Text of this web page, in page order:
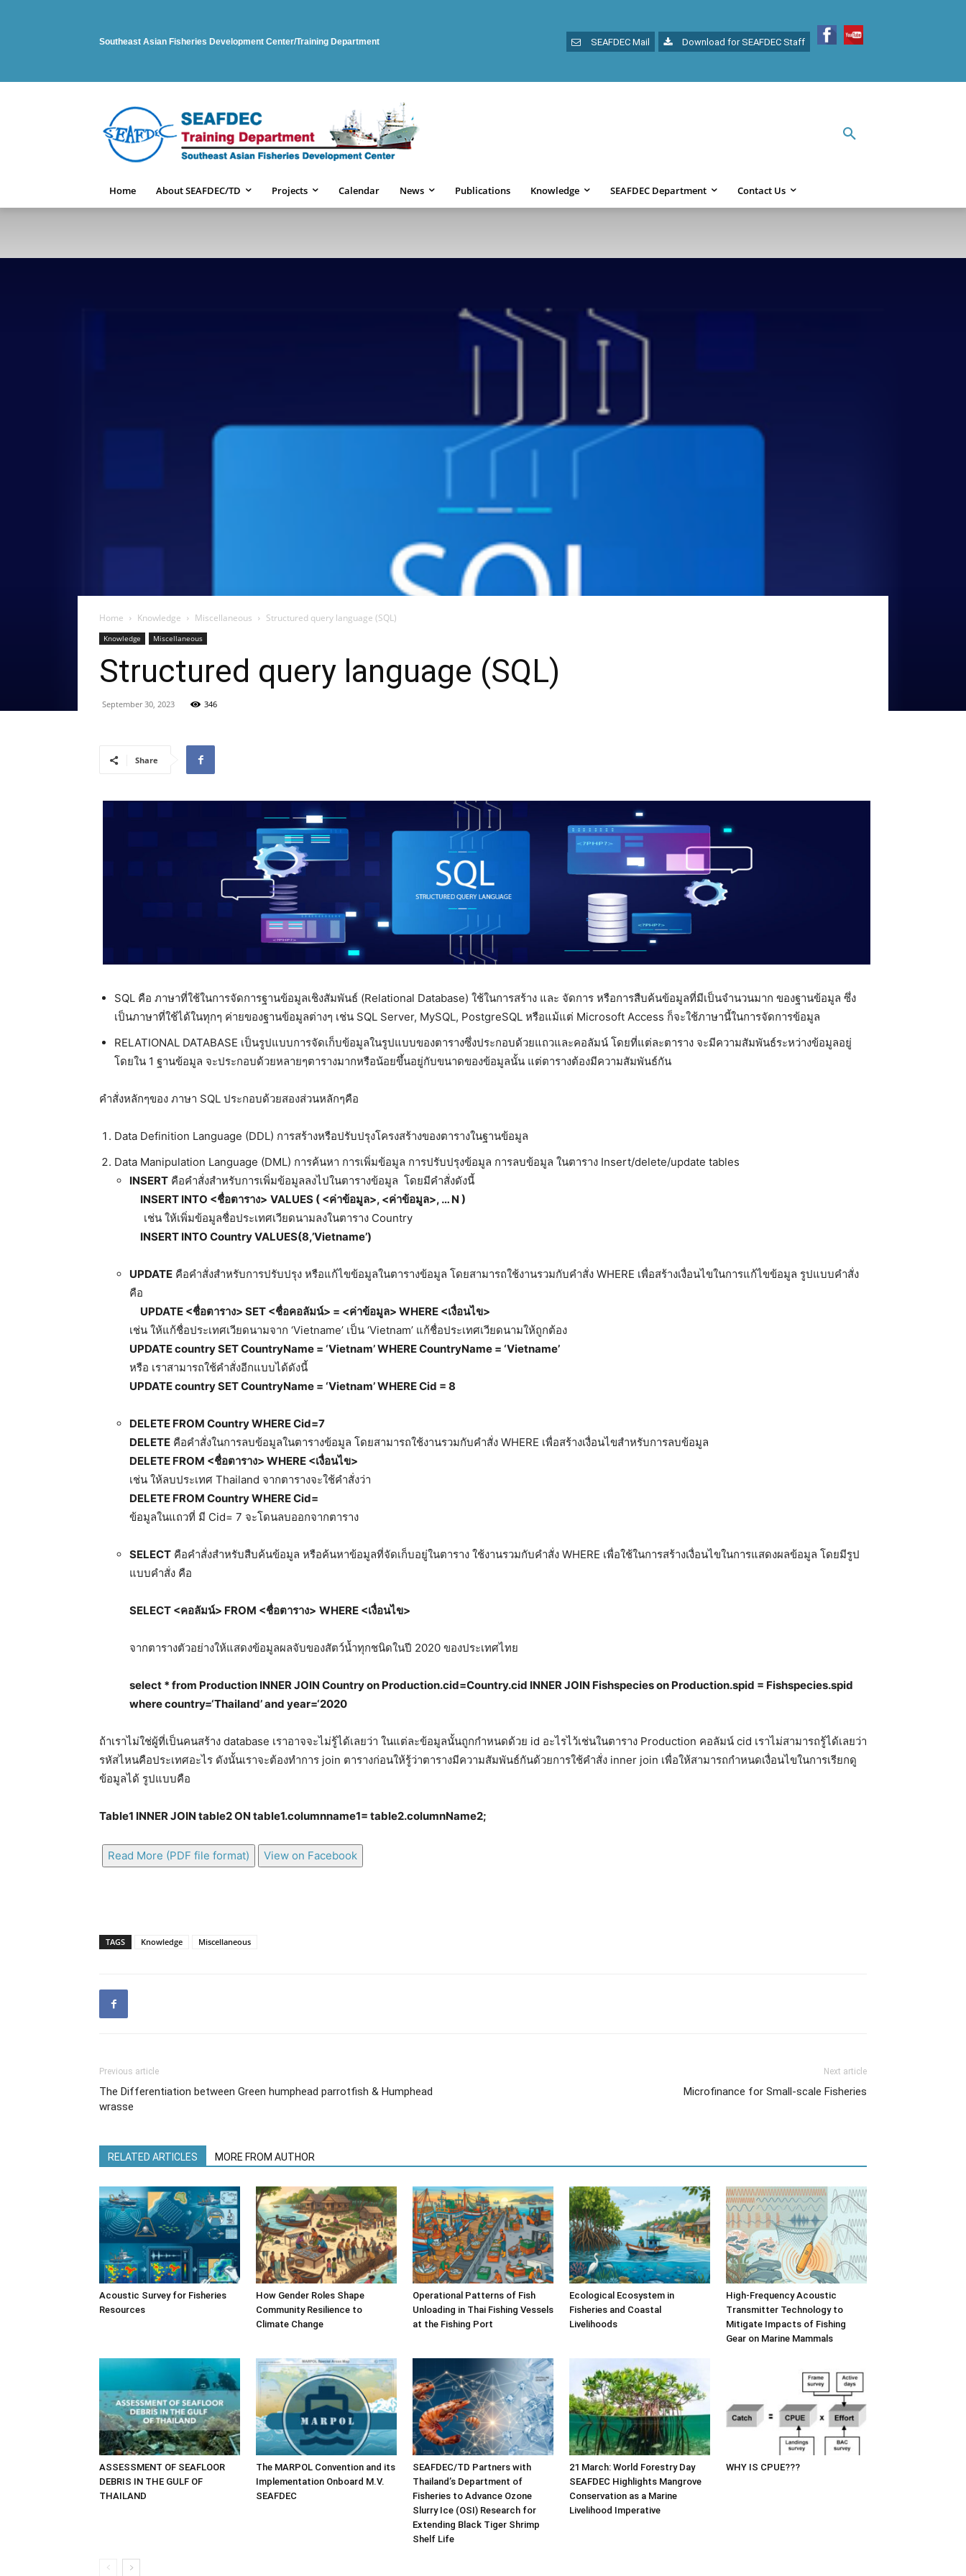
Southeast Asian Fisheries Development Center/Training Department SEAFDEC Mail Download for SEAFDEC Staff
Home About SEAFDEC/TD Projects Calendar News Publications Knowledge SEAFDEC Department Contact Us
Home Knowledge Miscellaneous Structured query language (SQL)
Knowledge Miscellaneous
Structured query language (SQL)
September 30, 2023 346
Share
SQL คือ ภาษาที่ใช้ในการจัดการฐานข้อมูลเชิงสัมพันธ์ (Relational Database) ใช้ในการสร้าง และ จัดการ หรือการสืบค้นข้อมูลที่มีเป็นจำนวนมาก ของฐานข้อมูล ซึ่ง
เป็นภาษาที่ใช้ได้ในทุกๆ ค่ายของฐานข้อมูลต่างๆ เช่น SQL Server, MySQL, PostgreSQL หรือแม้แต่ Microsoft Access ก็จะใช้ภาษานี้ในการจัดการข้อมูล
RELATIONAL DATABASE เป็นรูปแบบการจัดเก็บข้อมูลในรูปแบบของตารางซึ่งประกอบด้วยแถวและคอลัมน์ โดยที่แต่ละตาราง จะมีความสัมพันธ์ระหว่างข้อมูลอยู่
โดยใน 1 ฐานข้อมูล จะประกอบด้วยหลายๆตารางมากหรือน้อยขึ้นอยู่กับขนาดของข้อมูลนั้น แต่ตารางต้องมีความสัมพันธ์กัน
คำสั่งหลักๆของ ภาษา SQL ประกอบด้วยสองส่วนหลักๆคือ
Data Definition Language (DDL) การสร้างหรือปรับปรุงโครงสร้างของตารางในฐานข้อมูล
Data Manipulation Language (DML) การค้นหา การเพิ่มข้อมูล การปรับปรุงข้อมูล การลบข้อมูล ในตาราง Insert/delete/update tables
INSERT คือคำสั่งสำหรับการเพิ่มข้อมูลลงไปในตารางข้อมูล โดยมีคำสั่งดังนี้
INSERT INTO <ชื่อตาราง> VALUES ( <ค่าข้อมูล>, <ค่าข้อมูล>, … N )
เช่น ให้เพิ่มข้อมูลชื่อประเทศเวียดนามลงในตาราง Country
INSERT INTO Country VALUES(8,’Vietname’)
UPDATE คือคำสั่งสำหรับการปรับปรุง หรือแก้ไขข้อมูลในตารางข้อมูล โดยสามารถใช้งานรวมกับคำสั่ง WHERE เพื่อสร้างเงื่อนไขในการแก้ไขข้อมูล รูปแบบคำสั่ง
คือ
UPDATE <ชื่อตาราง> SET <ชื่อคอลัมน์> = <ค่าข้อมูล> WHERE <เงื่อนไข>
เช่น ให้แก้ชื่อประเทศเวียดนามจาก ‘Vietname’ เป็น ‘Vietnam’ แก้ชื่อประเทศเวียดนามให้ถูกต้อง
UPDATE country SETCountryName = ‘Vietnam’WHERECountryName = ‘Vietname’
หรือ เราสามารถใช้คำสั่งอีกแบบได้ดังนี้
UPDATE country SETCountryName = ‘Vietnam’WHERE Cid = 8
DELETE FROM Country WHERE Cid=7
DELETE คือคำสั่งในการลบข้อมูลในตารางข้อมูล โดยสามารถใช้งานรวมกับคำสั่ง WHERE เพื่อสร้างเงื่อนไขสำหรับการลบข้อมูล
DELETE FROM <ชื่อตาราง> WHERE <เงื่อนไข>
เช่น ให้ลบประเทศ Thailand จากตารางจะใช้คำสั่งว่า
DELETE FROM Country WHERE Cid=
ข้อมูลในแถวที่ มี Cid= 7 จะโดนลบออกจากตาราง
SELECT คือคำสั่งสำหรับสืบค้นข้อมูล หรือค้นหาข้อมูลที่จัดเก็บอยู่ในตาราง ใช้งานรวมกับคำสั่ง WHERE เพื่อใช้ในการสร้างเงื่อนไขในการแสดงผลข้อมูล โดยมีรูป
แบบคำสั่ง คือ
SELECT <คอลัมน์> FROM <ชื่อตาราง> WHERE <เงื่อนไข>
จากตารางตัวอย่างให้แสดงข้อมูลผลจับของสัตว์น้ำทุกชนิดในปี 2020 ของประเทศไทย
select * from Production INNER JOIN Country on Production.cid=Country.cid INNER JOIN Fishspecieson Production.spid = Fishspecies.spid
where country=‘Thailand’and year=‘2020
ถ้าเราไม่ใช่ผู้ที่เป็นคนสร้าง database เราอาจจะไม่รู้ได้เลยว่า ในแต่ละข้อมูลนั้นถูกกำหนดด้วย id อะไรไว้เช่นในตาราง Production คอลัมน์ cid เราไม่สามารถรู้ได้เลยว่า
รหัสไหนคือประเทศอะไร ดังนั้นเราจะต้องทำการ join ตารางก่อนให้รู้ว่าตารางมีความสัมพันธ์กันด้วยการใช้คำสั่ง inner join เพื่อให้สามารถกำหนดเงื่อนไขในการเรียกดู
ข้อมูลได้ รูปแบบคือ
Table1 INNER JOIN table2 ON table1.columnname1= table2.columnName2;
Read More (PDF file format) View on Facebook
TAGS Knowledge Miscellaneous
Previous article
The Differentiation between Green humphead parrotfish & Humphead
wrasse
Next article
Microfinance for Small-scale Fisheries
RELATED ARTICLES MORE FROM AUTHOR
Acoustic Survey for Fisheries
Resources
How Gender Roles Shape
Community Resilience to
Climate Change
Operational Patterns of Fish
Unloading in Thai Fishing Vessels
at the Fishing Port
Ecological Ecosystem in
Fisheries and Coastal
Livelihoods
High-Frequency Acoustic
Transmitter Technology to
Mitigate Impacts of Fishing
Gear on Marine Mammals
ASSESSMENT OF SEAFLOOR
DEBRIS IN THE GULF OF
THAILAND
The MARPOL Convention and its
Implementation Onboard M.V.
SEAFDEC
SEAFDEC/TD Partners with
Thailand’s Department of
Fisheries to Advance Ozone
Slurry Ice (OSI) Research for
Extending Black Tiger Shrimp
Shelf Life
21 March: World Forestry Day
SEAFDEC Highlights Mangrove
Conservation as a Marine
Livelihood Imperative
WHY IS CPUE???